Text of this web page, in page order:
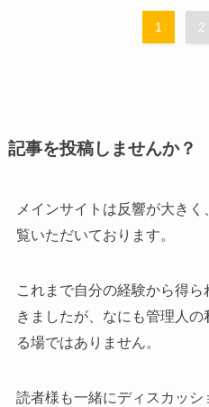
1 2
記事を投稿しませんか？
メインサイトは反響が大き
覧いただいております。
これまで自分の経験から得
きましたが、なにも管理人
る場ではありません。
読者様も一緒にディスカッシ